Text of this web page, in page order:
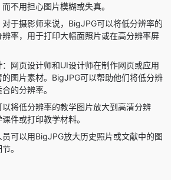
不用担心图片模糊或失真。
对于摄影师来说，BigJPG可以将低分辨率的
率，用于打印大幅面照片或在高分辨率屏
：网页设计师和UI设计师在制作网页或应用
图片素材。BigJPG可以帮助他们将低分辨
的分辨率。
以将低分辨率的教学图片放大到高清分辨
件或打印教学材料。
员可以用BigJPG放大历史照片或文献中的图
。